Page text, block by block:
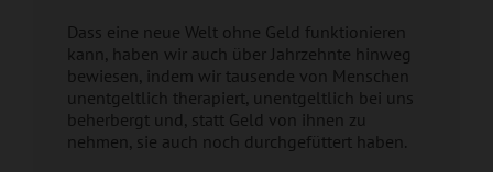
Dass eine neue Welt ohne Geld funktionieren
kann, haben wir auch über Jahrzehnte hinweg
bewiesen, indem wir tausende von Menschen
unentgeltlich therapiert, unentgeltlich bei uns
beherbergt und, statt Geld von ihnen zu
nehmen, sie auch noch durchgefüttert haben.